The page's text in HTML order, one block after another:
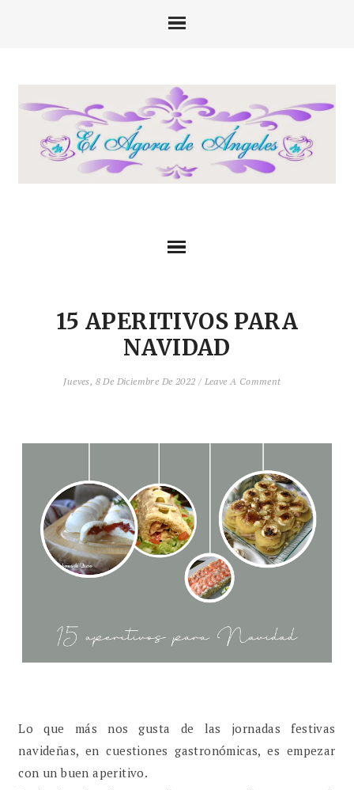
15 APERITIVOS PARA
NAVIDAD
Jueves, 8 De Diciembre De 2022 / Leave A Comment
Lo que más nos gusta de las jornadas festivas
navideñas, en cuestiones gastronómicas, es empezar
con un buen aperitivo.